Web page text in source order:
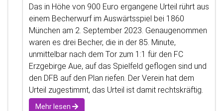
Das in Höhe von 900 Euro ergangene Urteil rührt aus
einem Becherwurf im Auswärtsspiel bei 1860
München am 2. September 2023. Genaugenommen
waren es drei Becher, die in der 85. Minute,
unmittelbar nach dem Tor zum 1:1 für den FC
Erzgebirge Aue, auf das Spielfeld geflogen sind und
den DFB auf den Plan riefen. Der Verein hat dem
Urteil zugestimmt, das Urteil ist damit rechtskräftig.
Mehr lesen